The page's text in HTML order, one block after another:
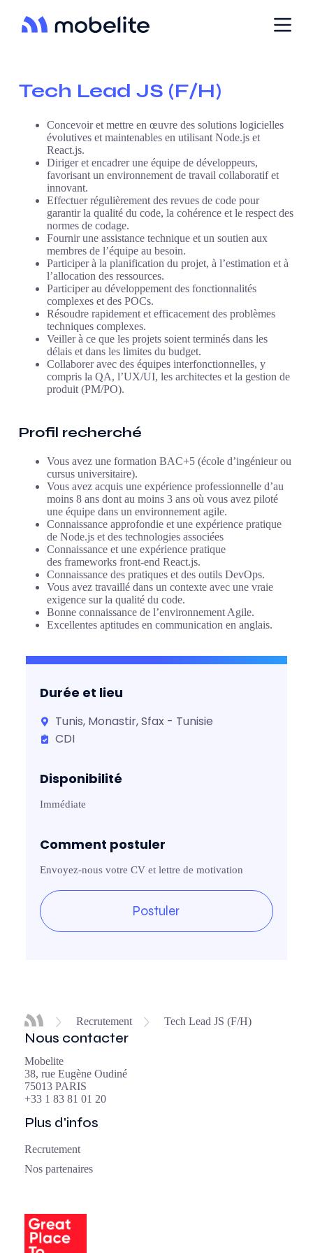
Tech Lead JS (F/H)
Concevoir et mettre en œuvre des solutions logicielles
évolutives et maintenables en utilisant Node.js et
React.js.
Diriger et encadrer une équipe de développeurs,
favorisant un environnement de travail collaboratif et
innovant.
Effectuer régulièrement des revues de code pour
garantir la qualité du code, la cohérence et le respect des
normes de codage.
Fournir une assistance technique et un soutien aux
membres de l’équipe au besoin.
Participer à la planification du projet, à l’estimation et à
l’allocation des ressources.
Participer au développement des fonctionnalités
complexes et des POCs.
Résoudre rapidement et efficacement des problèmes
techniques complexes.
Veiller à ce que les projets soient terminés dans les
délais et dans les limites du budget.
Collaborer avec des équipes interfonctionnelles, y
compris la QA, l’UX/UI, les architectes et la gestion de
produit (PM/PO).
Profil recherché​
Vous avez une formation BAC+5 (école d’ingénieur ou
cursus universitaire).
Vous avez acquis une expérience professionnelle d’au
moins 8 ans dont au moins 3 ans où vous avez piloté
une équipe dans un environnement agile.
Connaissance approfondie et une expérience pratique
de Node.js et des technologies associées
Connaissance et une expérience pratique
des frameworks front-end React.js.
Connaissance des pratiques et des outils DevOps.
Vous avez travaillé dans un contexte avec une vraie
exigence sur la qualité du code.
Bonne connaissance de l’environnement Agile.
Excellentes aptitudes en communication en anglais.
Durée et lieu
Tunis, Monastir, Sfax - Tunisie
CDI
Disponibilité
Immédiate
Comment postuler
Envoyez-nous votre CV et lettre de motivation
Postuler
Recrutement Tech Lead JS (F/H)
Nous contacter
Mobelite
38, rue Eugène Oudiné
75013 PARIS
+33 1 83 81 01 20
Plus d'infos
Recrutement
Nos partenaires